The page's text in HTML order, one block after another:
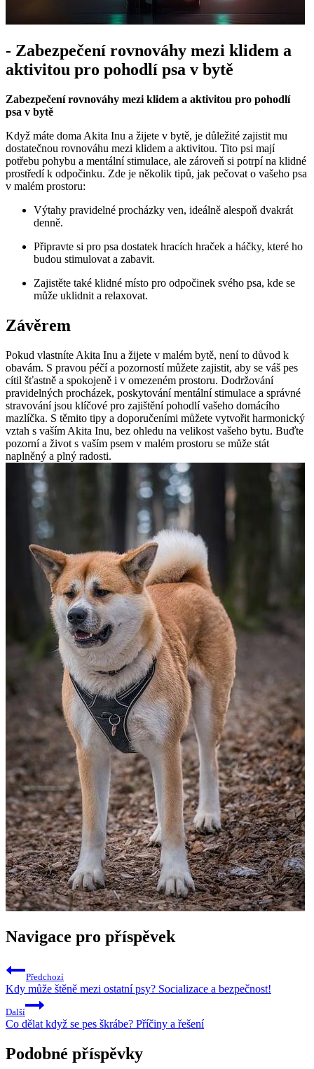
-‌ Zabezpečení rovnováhy mezi klidem ​a
⁣aktivitou pro pohodlí‌ psa v bytě
Zabezpečení ⁤rovnováhy ​mezi⁤ klidem a ​aktivitou pro⁤ pohodlí‌
psa​ v bytě
Když máte doma⁢ Akita Inu ⁢a žijete v‍ bytě, je důležité zajistit mu
dostatečnou rovnováhu mezi klidem⁢ a aktivitou. Tito⁤ psi mají
potřebu⁣ pohybu​ a⁤ mentální stimulace, ale zároveň si⁢ potrpí na klidné
prostředí k odpočinku. Zde je‌ několik tipů,​ jak pečovat o vašeho psa
‍v⁣ malém‍ prostoru:
Výtahy ‌pravidelné‌ procházky ven, ​ideálně ‌alespoň dvakrát​
denně.
Připravte si pro psa‍ dostatek⁢ hracích hraček a háčky, ‍které ‌ho
budou ​stimulovat a ‌zabavit.
Zajistěte také klidné místo ⁣pro ‌odpočinek ‌svého psa, kde se
může‌ uklidnit a relaxovat.
Závěrem
Pokud vlastníte Akita Inu a žijete ⁤v⁢ malém bytě, není to důvod k
⁢obavám. S pravou péčí a pozorností​ můžete zajistit, aby​ se váš pes
cítil šťastně a spokojeně i v ⁢omezeném prostoru. ⁤Dodržování
⁢pravidelných procházek, ​poskytování mentální‌ stimulace a správné
stravování jsou klíčové pro zajištění pohodlí ⁣vašeho⁤ domácího
mazlíčka. S těmito ⁤tipy a doporučeními⁣ můžete vytvořit harmonický
vztah ‌s vaším Akita Inu, bez‍ ohledu na‍ velikost ⁣vašeho‌ bytu. Buďte
pozorní a život ‌s vaším‍ psem‍ v malém prostoru se může stát
naplněný a plný radosti.
Navigace pro příspěvek
Předchozí
Kdy může štěně mezi ostatní psy? Socializace a bezpečnost!
Další
Co dělat když se pes škrábe? Příčiny a řešení
Podobné příspěvky